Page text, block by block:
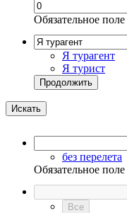
Обязательное поле
Я турагент
Я турист
Продолжить
Искать
без перелета
Обязательное поле
Все